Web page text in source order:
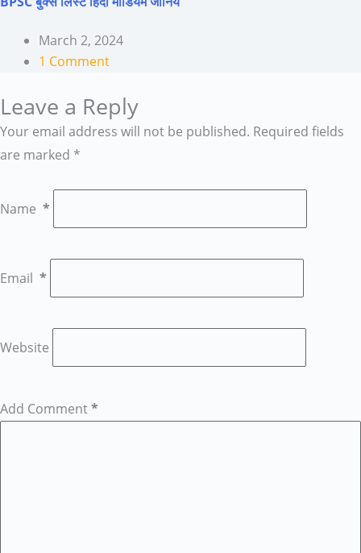
March 2, 2024
1 Comment
Leave a Reply
Your email address will not be published. Required fields
are marked *
Name *
Email *
Website
Add Comment*